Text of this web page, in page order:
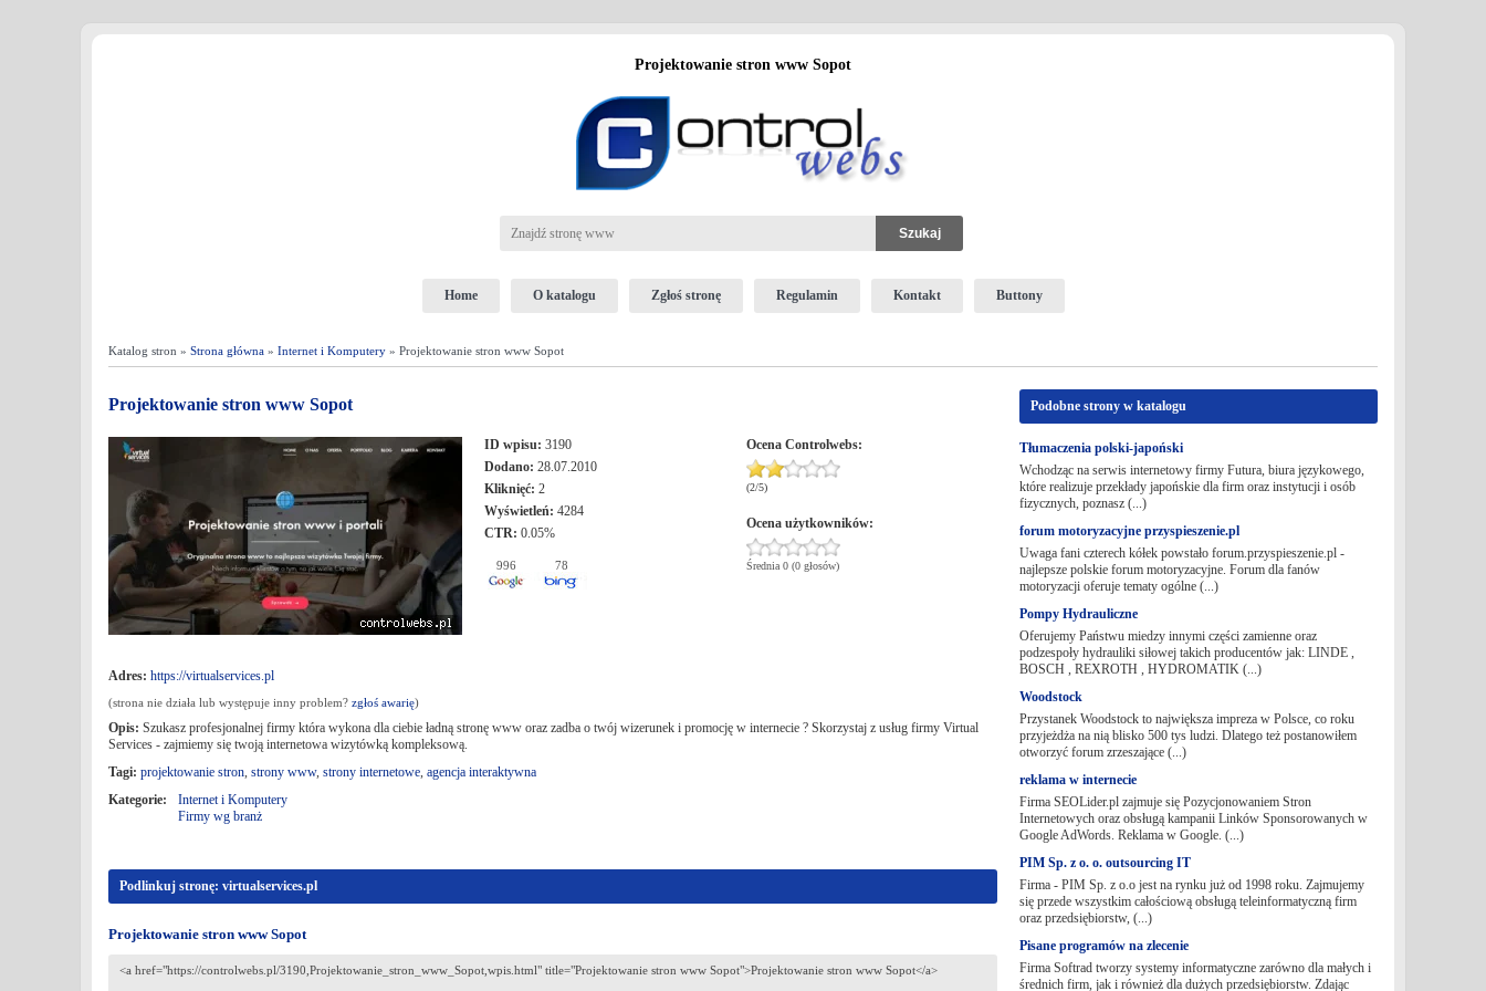
Projektowanie stron www Sopot
Home O katalogu Zgłoś stronę Regulamin Kontakt Buttony
Katalog stron » Strona główna » Internet i Komputery » Projektowanie stron www Sopot
Projektowanie stron www Sopot
ID wpisu: 3190
Dodano: 28.07.2010
Kliknięć: 2
Wyświetleń: 4284
CTR: 0.05%
996 78
Ocena Controlwebs:
(2/5)
Ocena użytkowników:
Średnia 0 (0 głosów)
Adres: https://virtualservices.pl
(strona nie działa lub występuje inny problem? zgłoś awarię)
Opis: Szukasz profesjonalnej firmy która wykona dla ciebie ładną stronę www oraz zadba o twój wizerunek i promocję w internecie ? Skorzystaj z usług firmy Virtual
Services - zajmiemy się twoją internetowa wizytówką kompleksową.
Tagi: projektowanie stron, strony www, strony internetowe, agencja interaktywna
Kategorie:
Internet i Komputery
Firmy wg branż
Podlinkuj stronę: virtualservices.pl
Projektowanie stron www Sopot
Podobne strony w katalogu
Tłumaczenia polski-japoński
Wchodząc na serwis internetowy firmy Futura, biura językowego,
które realizuje przekłady japońskie dla firm oraz instytucji i osób
fizycznych, poznasz (...)
forum motoryzacyjne przyspieszenie.pl
Uwaga fani czterech kółek powstało forum.przyspieszenie.pl -
najlepsze polskie forum motoryzacyjne. Forum dla fanów
motoryzacji oferuje tematy ogólne (...)
Pompy Hydrauliczne
Oferujemy Państwu miedzy innymi części zamienne oraz
podzespoły hydrauliki siłowej takich producentów jak: LINDE ,
BOSCH , REXROTH , HYDROMATIK (...)
Woodstock
Przystanek Woodstock to największa impreza w Polsce, co roku
przyjeżdża na nią blisko 500 tys ludzi. Dlatego też postanowiłem
otworzyć forum zrzeszające (...)
reklama w internecie
Firma SEOLider.pl zajmuje się Pozycjonowaniem Stron
Internetowych oraz obsługą kampanii Linków Sponsorowanych w
Google AdWords. Reklama w Google. (...)
PIM Sp. z o. o. outsourcing IT
Firma - PIM Sp. z o.o jest na rynku już od 1998 roku. Zajmujemy
się przede wszystkim całościową obsługą teleinformatyczną firm
oraz przedsiębiorstw, (...)
Pisane programów na zlecenie
Firma Softrad tworzy systemy informatyczne zarówno dla małych i
średnich firm, jak i również dla dużych przedsiębiorstw. Zdając